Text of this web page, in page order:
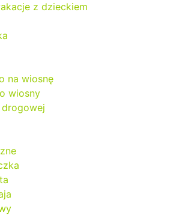
z dzieckiem
na wiosnę
wiosny